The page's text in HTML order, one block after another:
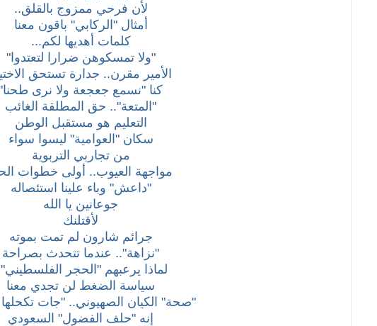
لأن فرحي ممزوج بالقلق..
أمثال "الركابي" باقون معنا
كلمات أهديها لكم...
"ولا تمسكوهن ضرارا لتعتدوا"
الأمير مقرن.. جدارة تستحق
كنا "نسمع جعجعة ولا نرى
"المتعة".. حق المطلقة الغائب
التعليم هو مستقبل الوطن
سكان "العوامية" ليسوا سواء
من تجاربي التربوية
مواجهة العيوب.. أولى خطوات
"داعش" وباء علينا استئصاله
جوعانين يا الله
لأقتلنك
جرائم شارون لم تمت بموته
"نزاهة".. عندما تتحدث بصراحة
لماذا يرعبهم "الحجر
سياسة الضغط لن تجدي معنا
"صحة" الكيان الصهيوني.. "جات تكحلها
إنه "حلف الفضول" السعودي